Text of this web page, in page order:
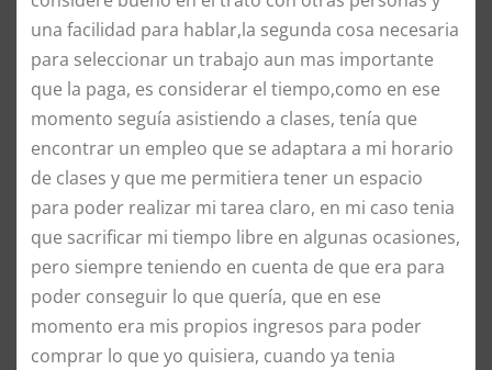
una facilidad para hablar,la segunda cosa necesaria
para seleccionar un trabajo aun mas importante
que la paga, es considerar el tiempo,como en ese
momento seguía asistiendo a clases, tenía que
encontrar un empleo que se adaptara a mi horario
de clases y que me permitiera tener un espacio
para poder realizar mi tarea claro, en mi caso tenia
que sacrificar mi tiempo libre en algunas ocasiones,
pero siempre teniendo en cuenta de que era para
poder conseguir lo que quería, que en ese
momento era mis propios ingresos para poder
comprar lo que yo quisiera, cuando ya tenia